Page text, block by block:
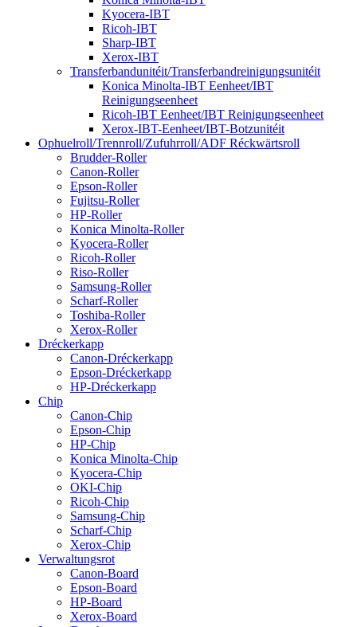
Kyocera-IBT
Ricoh-IBT
Sharp-IBT
Xerox-IBT
Transferbandunitéit/Transferbandreinigungsunitéit
Konica Minolta-IBT Eenheet/IBT
Reinigungseenheet
Ricoh-IBT Eenheet/IBT Reinigungseenheet
Xerox-IBT-Eenheet/IBT-Botzunitéit
Ophuelroll/Trennroll/Zufuhrroll/ADF Réckwärtsroll
Brudder-Roller
Canon-Roller
Epson-Roller
Fujitsu-Roller
HP-Roller
Konica Minolta-Roller
Kyocera-Roller
Ricoh-Roller
Riso-Roller
Samsung-Roller
Scharf-Roller
Toshiba-Roller
Xerox-Roller
Dréckerkapp
Canon-Dréckerkapp
Epson-Dréckerkapp
HP-Dréckerkapp
Chip
Canon-Chip
Epson-Chip
HP-Chip
Konica Minolta-Chip
Kyocera-Chip
OKI-Chip
Ricoh-Chip
Samsung-Chip
Scharf-Chip
Xerox-Chip
Verwaltungsrot
Canon-Board
Epson-Board
HP-Board
Xerox-Board